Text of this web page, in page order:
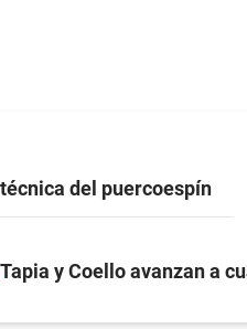
del puercoespín
Tapia y Coello avanzan a